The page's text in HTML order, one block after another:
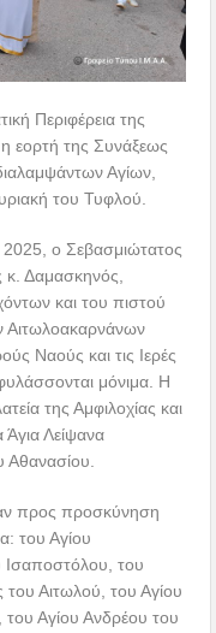
Περιφέρεια της
εορτή της Συνάξεως
Αγίων,
του Τυφλού.
ο Σεβασμιώτατος
κ. Δαμασκηνός,
και του πιστού
Αιτωλοακαρνάνων
Ναούς και τις Ιερές
μόνιμα. Η
της Αμφιλοχίας και
Άγια Λείψανα
Αθανασίου.
προς προσκύνηση
του Αγίου
Ισαποστόλου, του
Αιτωλού, του Αγίου
Αγίου Ανδρέου του